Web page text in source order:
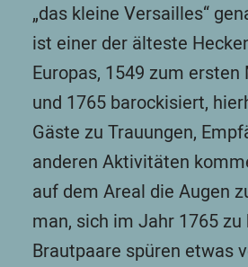
„das kleine Versailles“
ist einer der älteste
Europas, 1549 zum
und 1765 barockisiert,
Gäste zu Trauungen,
anderen Aktivitäten
auf dem Areal die Augen
man, sich im Jahr 1765 zu
Brautpaare spüren etwas